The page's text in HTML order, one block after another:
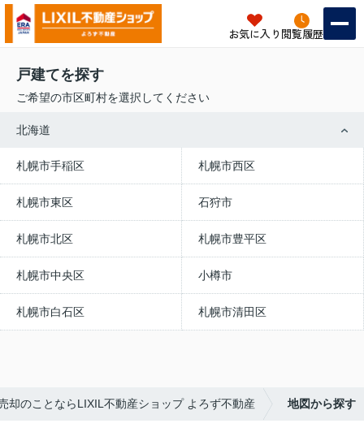
お気に入り 閲覧履歴
戸建てを探す
ご希望の市区町村を選択してください
北海道
札幌市手稲区 札幌市西区
札幌市東区 石狩市
札幌市北区 札幌市豊平区
札幌市中央区 小樽市
札幌市白石区 札幌市清田区
却のことならLIXIL不動産ショップ よろず不動産 地図から探す